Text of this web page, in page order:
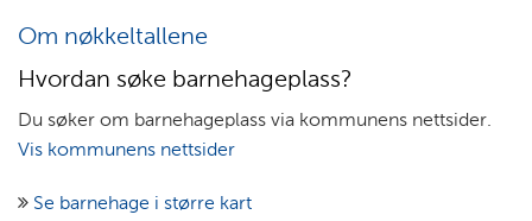
Om nøkkeltallene
Hvordan søke barnehageplass?
Du søker om barnehageplass via kommunens nettsider.
Vis kommunens nettsider
Se barnehage i større kart